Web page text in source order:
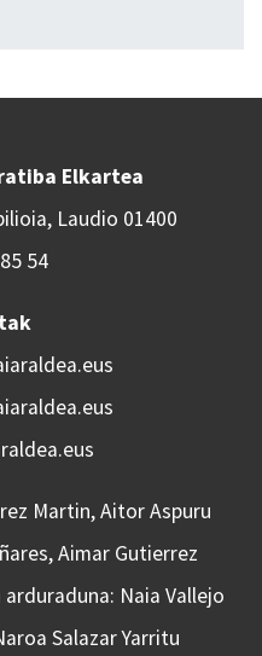
Elkartea
Laudio 01400
54
Martin, Aitor Aspuru
Aimar Gutierrez
Naia Vallejo
Salazar Yarritu